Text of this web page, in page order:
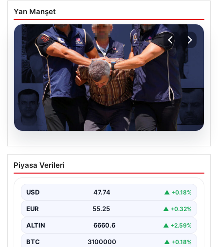
Yan Manşet
07.08.2026
FETÖ’nün Suikast Timindeki Burkay
Karatepe’den İlgili Gelişmeler ve Arama
15 Temmuz darbe girişimi sırasında Cumhurbaşkanı
planında yer…
Piyasa Verileri
USD 47.74 ▲ +0.18%
EUR 55.25 ▲ +0.32%
ALTIN 6660.6 ▲ +2.59%
BTC 3100000 ▲ +0.18%